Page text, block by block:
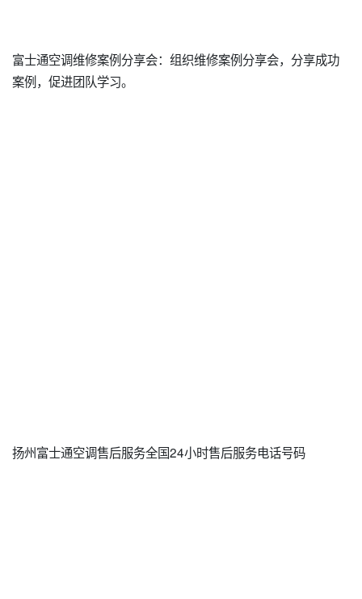
富士通空调维修案例分享会：组织维修案例分享会，分享成功
案例，促进团队学习。
扬州富士通空调售后服务全国24小时售后服务电话号码